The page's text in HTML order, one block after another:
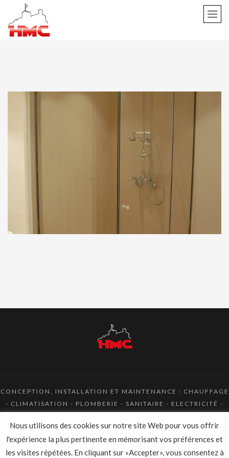
CONCEPTION, INSTALLATION ET MAINTENANCE : CHAUFFAGE
- CLIMATISATION - PLOMBERIE - SANITAIRE - ELECTRICITÉ -
MENTIONS LÉGALES/POLITIQUE DE
Nous utilisons des cookies sur notre site Web pour vous offrir
l'expérience la plus pertinente en mémorisant vos préférences et
les visites répétées. En cliquant sur «Accepter», vous consentez à